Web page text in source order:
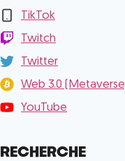
TikTok
Twitch
Twitter
Web 3.0
YouTube
RECHERCHE